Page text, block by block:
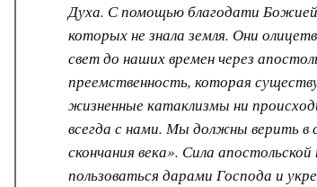
Духа. С помощью благодати
которых не знала земля. Они
свет до наших времен через
преемственность, которая
жизненные катаклизмы ни
всегда с нами. Мы должны верить в
скончания века». Сила
пользоваться дарами Господа и